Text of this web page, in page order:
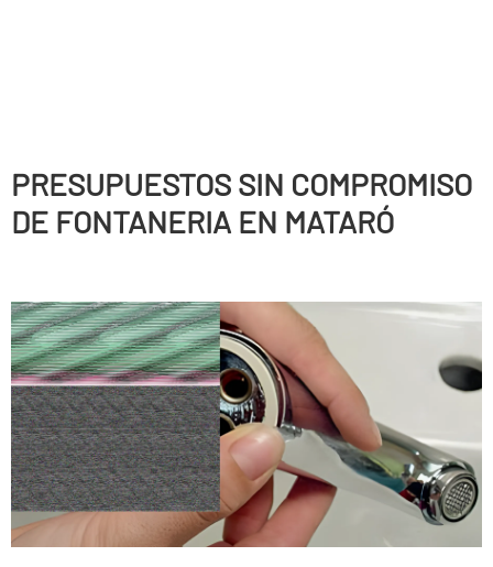
PRESUPUESTOS SIN COMPROMISO
DE FONTANERIA EN MATARÓ